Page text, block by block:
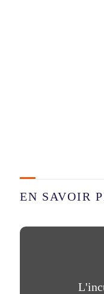
EN SAVOIR
L'incubateur